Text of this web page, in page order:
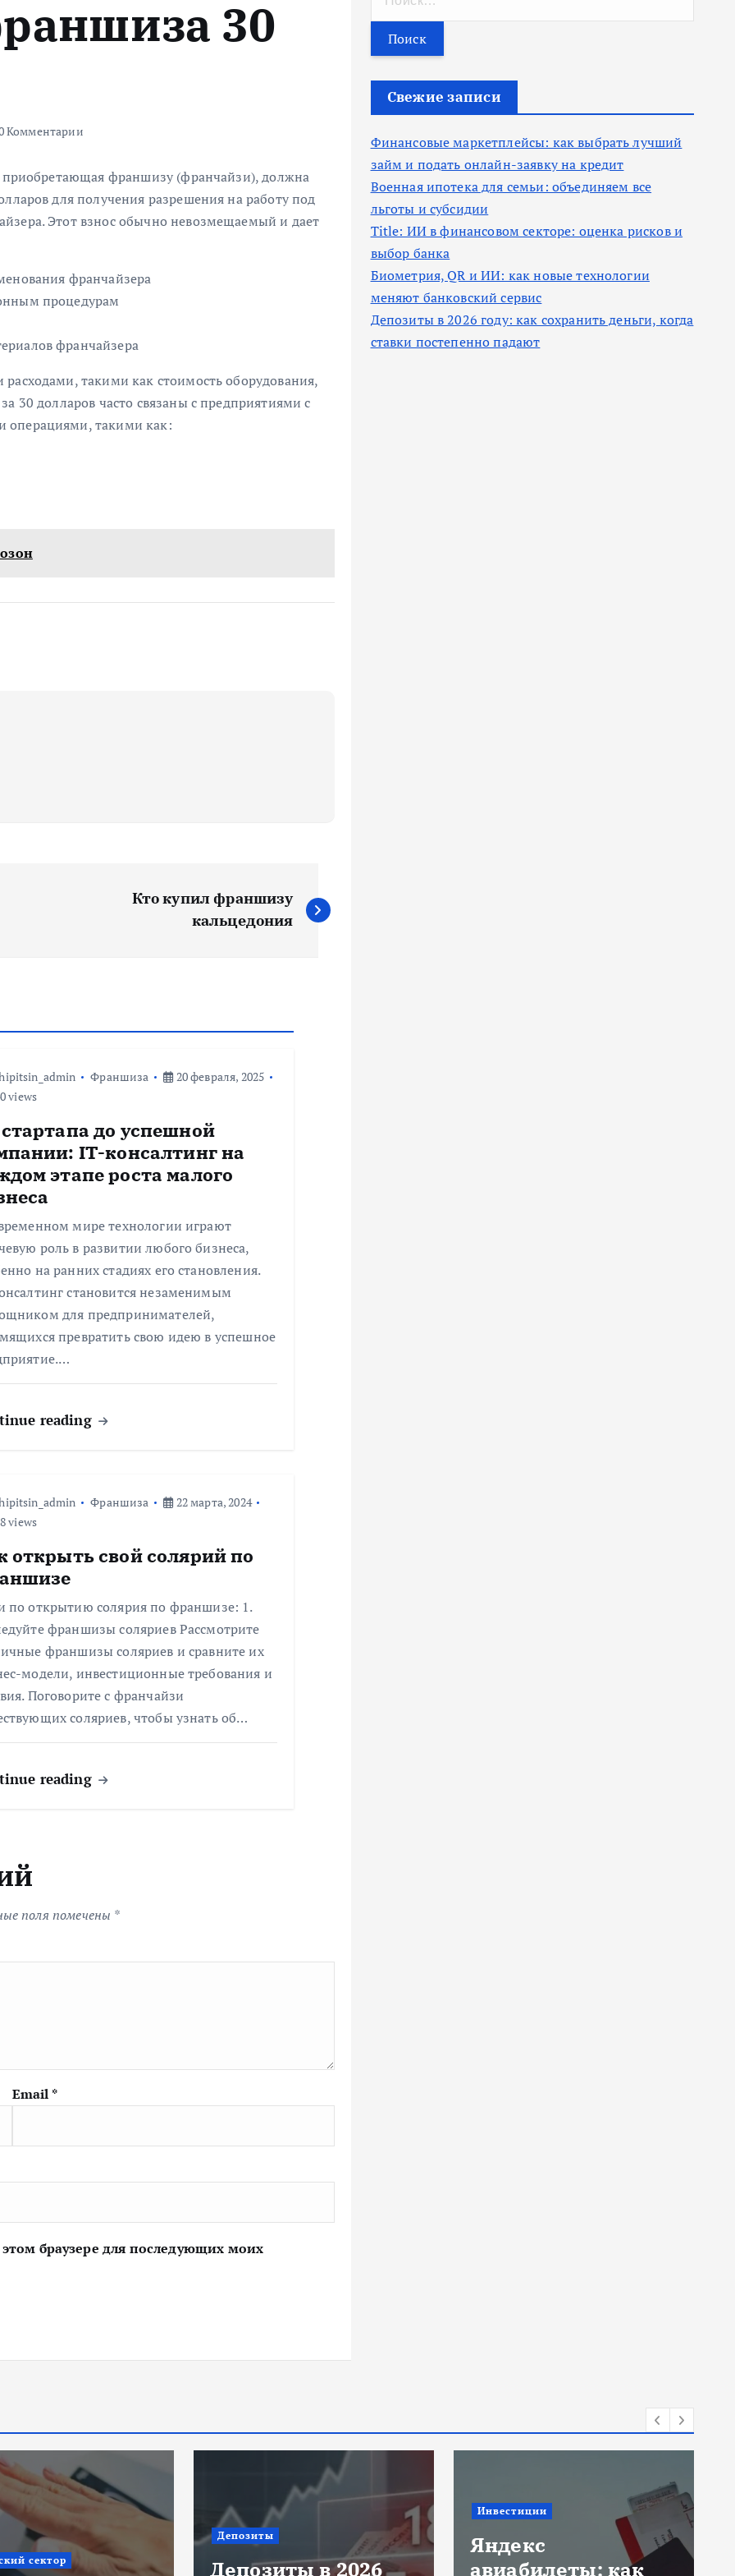
30
Комментарии
приобретающая франшизу (франчайзи), должна
для получения разрешения на работу под
Этот взнос обычно невозмещаемый и дает
франчайзера
процедурам
франчайзера
такими как стоимость оборудования,
30 долларов часто связаны с предприятиями с
операциями, такими как:
Кто купил франшизу
кальцедония
Франшиза
20 февраля, 2025
views
до успешной
IT-консалтинг на
этапе роста малого
мире технологии играют
роль в развитии любого бизнеса,
на ранних стадиях его становления.
становится незаменимым
для предпринимателей,
превратить свою идею в успешное
reading
Франшиза
22 марта, 2024
views
открыть свой солярий по
по открытию солярия по франшизе: 1.
франшизы соляриев Рассмотрите
франшизы соляриев и сравните их
модели, инвестиционные требования и
Поговорите с франчайзи
соляриев, чтобы узнать об…
reading
поля помечены *
Email *
браузере для последующих моих
т
и
Свежие записи
Финансовые маркетплейсы: как выбрать лучший
займ и подать онлайн-заявку на кредит
Военная ипотека для семьи: объединяем все
льготы и субсидии
Title: ИИ в финансовом секторе: оценка рисков и
выбор банка
Биометрия, QR и ИИ: как новые технологии
меняют банковский сервис
Депозиты в 2026 году: как сохранить деньги, когда
ставки постепенно падают
сектор
Депозиты
Депозиты в 2026
Инвестиции
Яндекс
авиабилеты: как